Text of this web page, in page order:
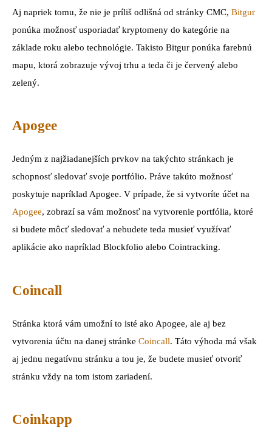
Aj napriek tomu, že nie je príliš odlišná od stránky CMC, Bitgur
ponúka možnosť usporiadať kryptomeny do kategórie na
základe roku alebo technológie. Takisto Bitgur ponúka farebnú
mapu, ktorá zobrazuje vývoj trhu a teda či je červený alebo
zelený.
Apogee
Jedným z najžiadanejších prvkov na takýchto stránkach je
schopnosť sledovať svoje portfólio. Práve takúto možnosť
poskytuje napríklad Apogee. V prípade, že si vytvoríte účet na
Apogee, zobrazí sa vám možnosť na vytvorenie portfólia, ktoré
si budete môcť sledovať a nebudete teda musieť využívať
aplikácie ako napríklad Blockfolio alebo Cointracking.
Coincall
Stránka ktorá vám umožní to isté ako Apogee, ale aj bez
vytvorenia účtu na danej stránke Coincall. Táto výhoda má však
aj jednu negatívnu stránku a tou je, že budete musieť otvoriť
stránku vždy na tom istom zariadení.
Coinkapp